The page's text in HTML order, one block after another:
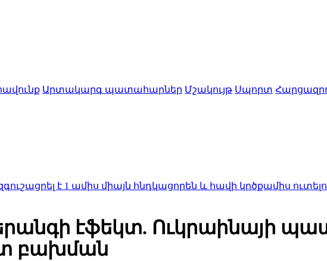
Արտակարգ պատահարներ Մշակույթ Սպորտ
է 1 ամիս միայն հնդկացորեն և հավի կրծքամիս ուտելու
էֆեկտ. Ուկրաինայի
բախման